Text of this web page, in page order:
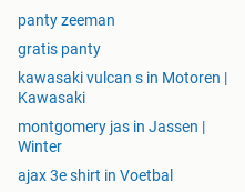
panty zeeman
gratis panty
kawasaki vulcan s in Motoren |
Kawasaki
montgomery jas in Jassen |
Winter
ajax 3e shirt in Voetbal